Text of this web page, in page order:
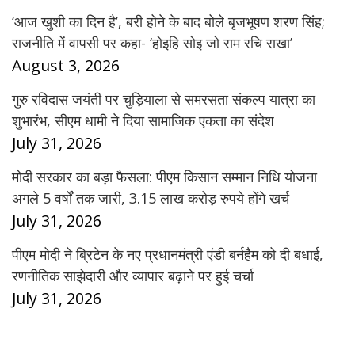
‘आज खुशी का दिन है’, बरी होने के बाद बोले बृजभूषण शरण सिंह;
राजनीति में वापसी पर कहा- ‘होइहि सोइ जो राम रचि राखा’
August 3, 2026
गुरु रविदास जयंती पर चुड़ियाला से समरसता संकल्प यात्रा का
शुभारंभ, सीएम धामी ने दिया सामाजिक एकता का संदेश
July 31, 2026
मोदी सरकार का बड़ा फैसला: पीएम किसान सम्मान निधि योजना
अगले 5 वर्षों तक जारी, 3.15 लाख करोड़ रुपये होंगे खर्च
July 31, 2026
पीएम मोदी ने ब्रिटेन के नए प्रधानमंत्री एंडी बर्नहैम को दी बधाई,
रणनीतिक साझेदारी और व्यापार बढ़ाने पर हुई चर्चा
July 31, 2026